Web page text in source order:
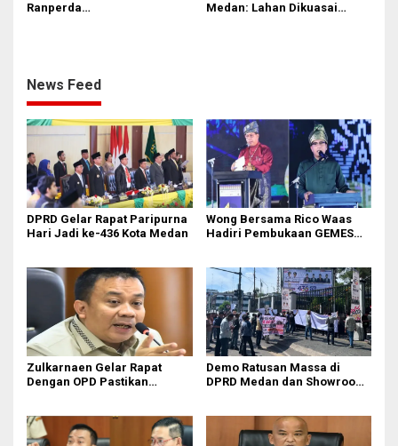
Ranperda
Medan: Lahan Dikuasai
News Feed
DPRD Gelar Rapat Paripurna
Hari Jadi ke-436 Kota Medan
Wong Bersama Rico Waas
Hadiri Pembukaan GEMES
Zulkarnaen Gelar Rapat
Dengan OPD Pastikan
Demo Ratusan Massa di
DPRD Medan dan Showroom